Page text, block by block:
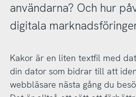
användarna? Och hur
digitala
Kakor är en liten textfil med
din dator som bidrar till att
webbläsare nästa gång du